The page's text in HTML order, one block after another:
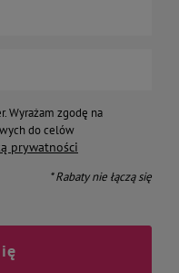
Wyrażam zgodę na
do celów
prywatności
* Rabaty nie łączą się